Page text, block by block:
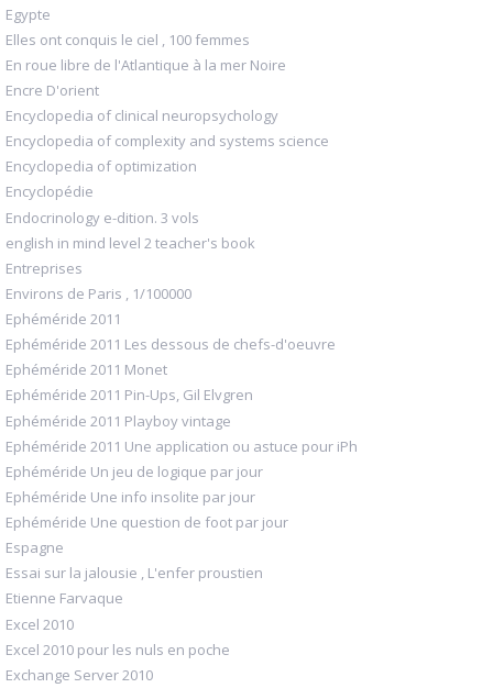
Egypte
Elles ont conquis le ciel , 100 femmes
En roue libre de l'Atlantique à la mer Noire
Encre D'orient
Encyclopedia of clinical neuropsychology
Encyclopedia of complexity and systems science
Encyclopedia of optimization
Encyclopédie
Endocrinology e-dition. 3 vols
english in mind level 2 teacher's book
Entreprises
Environs de Paris , 1/100000
Ephéméride 2011
Ephéméride 2011 Les dessous de chefs-d'oeuvre
Ephéméride 2011 Monet
Ephéméride 2011 Pin-Ups, Gil Elvgren
Ephéméride 2011 Playboy vintage
Ephéméride 2011 Une application ou astuce pour iPh
Ephéméride Un jeu de logique par jour
Ephéméride Une info insolite par jour
Ephéméride Une question de foot par jour
Espagne
Essai sur la jalousie , L'enfer proustien
Etienne Farvaque
Excel 2010
Excel 2010 pour les nuls en poche
Exchange Server 2010